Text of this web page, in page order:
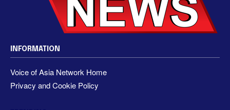
INFORMATION
Voice of Asia Network Home
Privacy and Cookie Policy